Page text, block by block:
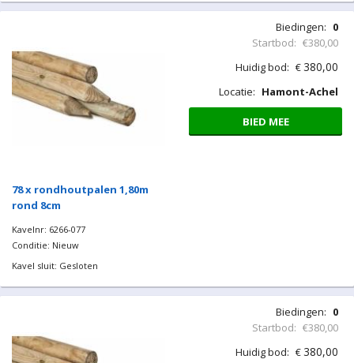
78 x rondhoutpalen 1,80m
rond 8cm
Kavelnr: 6266-077
Conditie: Nieuw
Kavel sluit: Gesloten
Biedingen: 0
Startbod: €380,00
Huidig bod: €380,00
Locatie: Hamont-Achel
BIED MEE
Biedingen: 0
Startbod: €380,00
Huidig bod: €380,00